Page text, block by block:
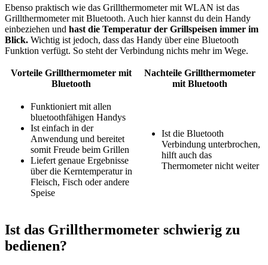
Ebenso praktisch wie das Grillthermometer mit WLAN ist das
Grillthermometer mit Bluetooth. Auch hier kannst du dein Handy
einbeziehen und hast die Temperatur der Grillspeisen immer im
Blick. Wichtig ist jedoch, dass das Handy über eine Bluetooth
Funktion verfügt. So steht der Verbindung nichts mehr im Wege.
Vorteile Grillthermometer mit
Bluetooth
Nachteile Grillthermometer
mit Bluetooth
Funktioniert mit allen
bluetoothfähigen Handys
Ist einfach in der
Anwendung und bereitet
somit Freude beim Grillen
Liefert genaue Ergebnisse
über die Kerntemperatur in
Fleisch, Fisch oder andere
Speise
Ist die Bluetooth
Verbindung unterbrochen,
hilft auch das
Thermometer nicht weiter
Ist das Grillthermometer schwierig zu
bedienen?